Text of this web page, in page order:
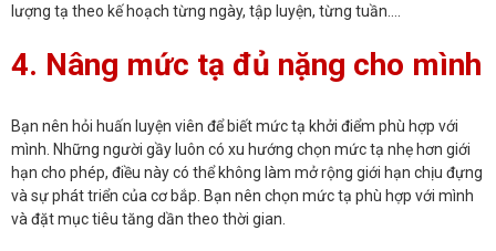
lượng tạ theo kế hoạch từng ngày, tập luyện, từng tuần….
4. Nâng mức tạ đủ nặng cho mình
Bạn nên hỏi huấn luyện viên để biết mức tạ khởi điểm phù hợp với
mình. Những người gầy luôn có xu hướng chọn mức tạ nhẹ hơn giới
hạn cho phép, điều này có thể không làm mở rộng giới hạn chịu đựng
và sự phát triển của cơ bắp. Bạn nên chọn mức tạ phù hợp với mình
và đặt mục tiêu tăng dần theo thời gian.